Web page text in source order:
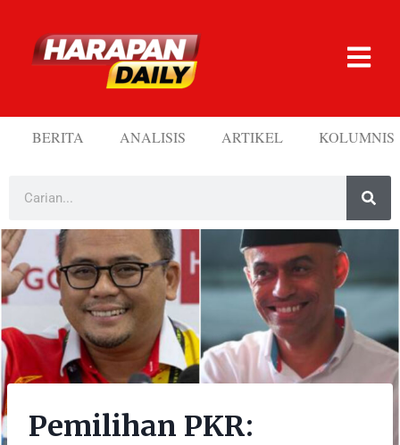
BERITA ANALISIS ARTIKEL KOLUMNIS
Pemilihan PKR: